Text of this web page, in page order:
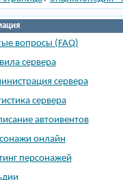
вопросы (FAQ)
сервера
сервера
сервера
автоивентов
онлайн
персонажей